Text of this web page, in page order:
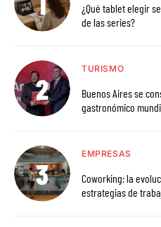
¿Qué tablet elegir
de las series?
TURISMO
Buenos Aires se
gastronómico
EMPRESAS
Coworking: la
estrategias de